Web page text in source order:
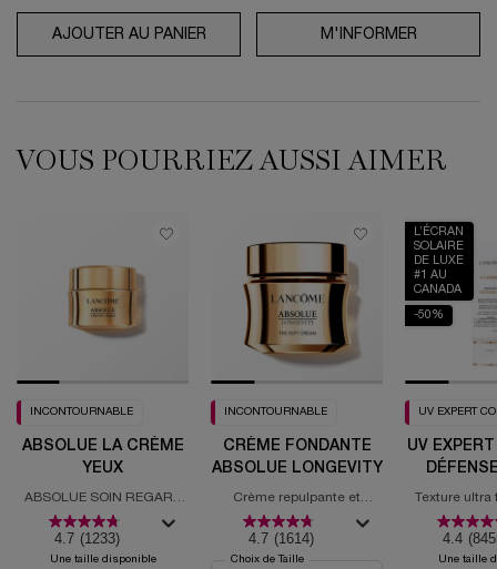
AJOUTER AU PANIER M'INFORMER
VOUS POURRIEZ AUSSI AIMER
INCONTOURNABLE
ABSOLUE LA CRÈME
YEUX
ABSOLUE SOIN REGARD
REVITALISANT
4.7 (1233)
Une taille disponible
INCONTOURNABLE
CRÈME FONDANTE
ABSOLUE LONGEVITY
Crème repulpante et
régénérante PDRN
4.7 (1614)
Choix de Taille
L’ÉCRAN
SOLAIRE
DE LUXE
#1 AU
CANADA
-50%
UV EXPERT
UV
Texture ultra
solaire
4.4
Une taille